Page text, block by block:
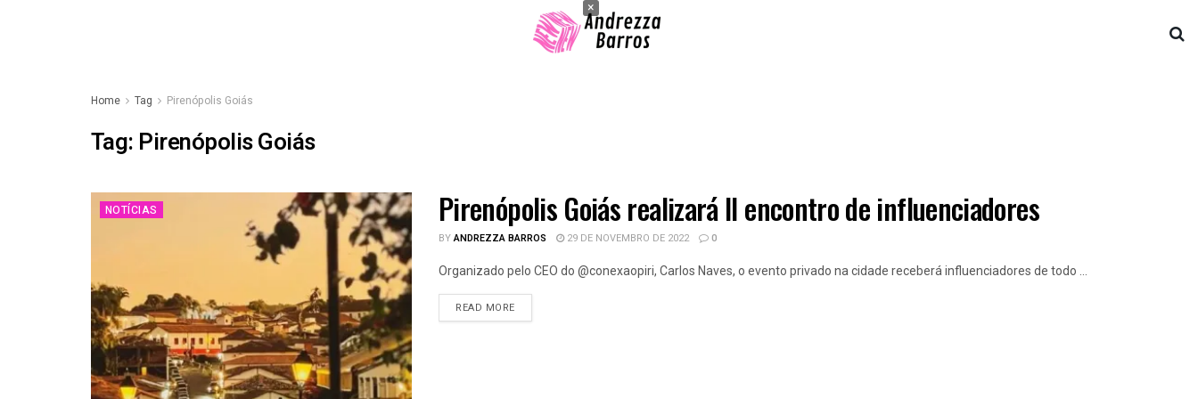
Home Tag Pirenópolis Goiás
Tag: Pirenópolis Goiás
NOTÍCIAS Pirenópolis Goiás realizará II encontro de influenciadores
BYANDREZZA BARROS 29 DE NOVEMBRO DE 2022 0
Organizado pelo CEO do @conexaopiri, Carlos Naves, o evento privado na cidade receberá influenciadores de todo ...
READ MORE
×